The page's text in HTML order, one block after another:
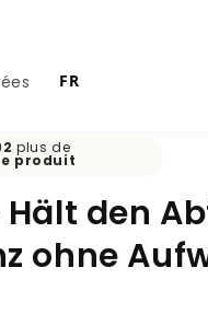
FR
plus de
produit
den
ohne